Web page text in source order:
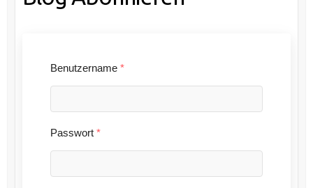
Benutzername *
Passwort *